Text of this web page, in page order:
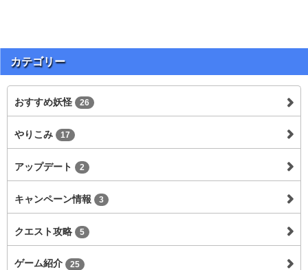
カテゴリー
おすすめ妖怪 26
やりこみ 17
アップデート 2
キャンペーン情報 3
クエスト攻略 5
ゲーム紹介 25